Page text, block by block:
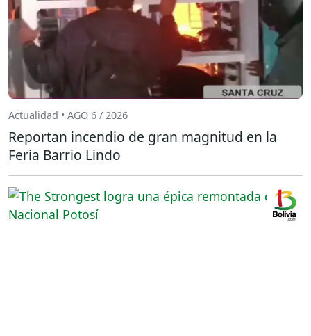
Actualidad • AGO 6 / 2026
Reportan incendio de gran magnitud en la
Feria Barrio Lindo